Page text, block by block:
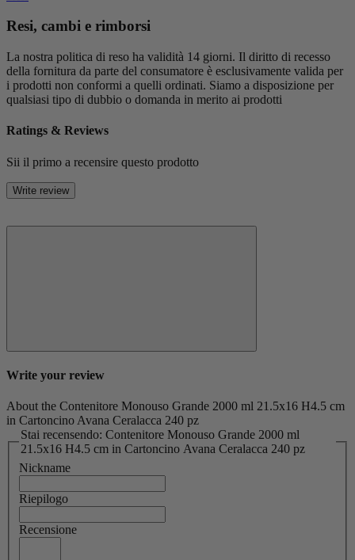
Resi, cambi e rimborsi
La nostra politica di reso ha validità 14 giorni. Il diritto di recesso
della fornitura da parte del consumatore è esclusivamente valida per
i prodotti non conformi a quelli ordinati. Siamo a disposizione per
qualsiasi tipo di dubbio o domanda in merito ai prodotti
Ratings & Reviews
Sii il primo a recensire questo prodotto
Write review
Write your review
About the Contenitore Monouso Grande 2000 ml 21.5x16 H4.5 cm
in Cartoncino Avana Ceralacca 240 pz
Stai recensendo: Contenitore Monouso Grande 2000 ml
21.5x16 H4.5 cm in Cartoncino Avana Ceralacca 240 pz
Nickname
Riepilogo
Recensione